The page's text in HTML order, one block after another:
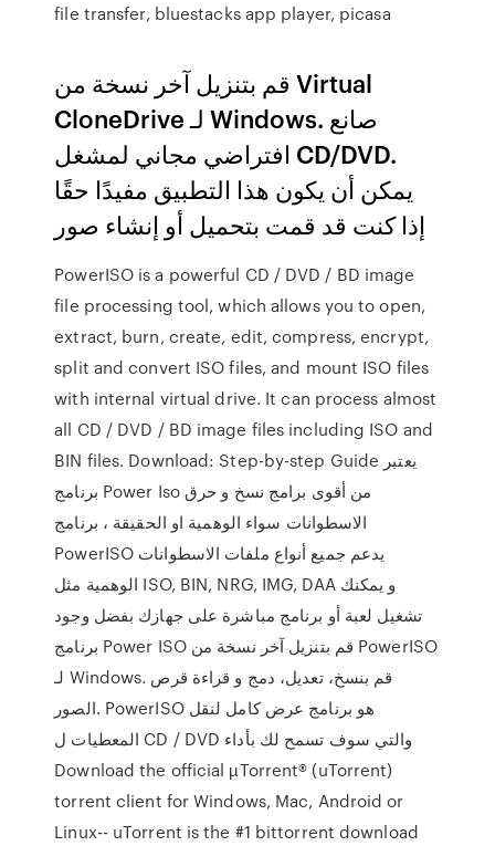
file transfer, bluestacks app player, picasa
قم بتنزيل آخر نسخة من Virtual
CloneDrive لـ Windows. صانع
افتراضي مجاني لمشغل CD/DVD.
يمكن أن يكون هذا التطبيق مفيدًا حقًا
إذا كنت قد قمت بتحميل أو إنشاء صور
PowerISO is a powerful CD / DVD / BD image
file processing tool, which allows you to open,
extract, burn, create, edit, compress, encrypt,
split and convert ISO files, and mount ISO files
with internal virtual drive. It can process almost
all CD / DVD / BD image files including ISO and
BIN files. Download: Step-by-step Guide يعتبر
برنامج Power Iso من أقوى برامج نسخ و حرق
الاسطوانات سواء الوهمية او الحقيقة ، برنامج
PowerISO يدعم جميع أنواع ملفات الاسطوانات
الوهمية مثل ISO, BIN, NRG, IMG, DAA و يمكنك
تشغيل لعبة أو برنامج مباشرة على جهازك بفضل وجود
برنامج Power ISO قم بتنزيل آخر نسخة من PowerISO
لـ Windows. قم بنسخ، تعديل، دمج و قراءة قرص
الصور. PowerISO هو برنامج عرض كامل لنقل
المعطيات ل CD / DVD والتي سوف تسمح لك بأداء
Download the official µTorrent® (uTorrent)
torrent client for Windows, Mac, Android or
Linux-- uTorrent is the #1 bittorrent download